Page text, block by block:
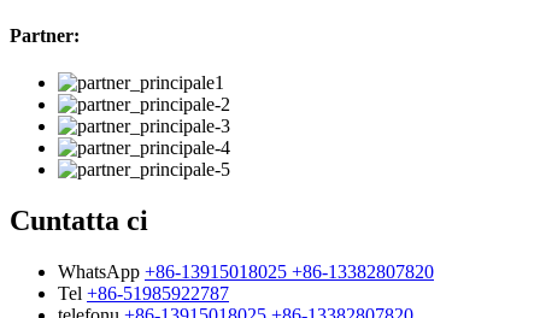
Partner:
Cuntatta ci
WhatsApp +86-13915018025 +86-13382807820
Tel +86-51985922787